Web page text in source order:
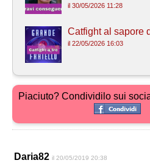
il 30/05/2026 11:28
Catfight al sapore
il 22/05/2026 16:03
Piaciuto? Condividilo sui
Daria82 il 20/05/2019 20:38